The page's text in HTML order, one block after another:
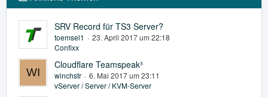
SRV Record für TS3 Server?
toemsel1
23. April 2017 um 22:18
Confixx
Cloudflare Teamspeak³
winchstr
6. Mai 2017 um 23:11
vServer / Server / KVM-Server